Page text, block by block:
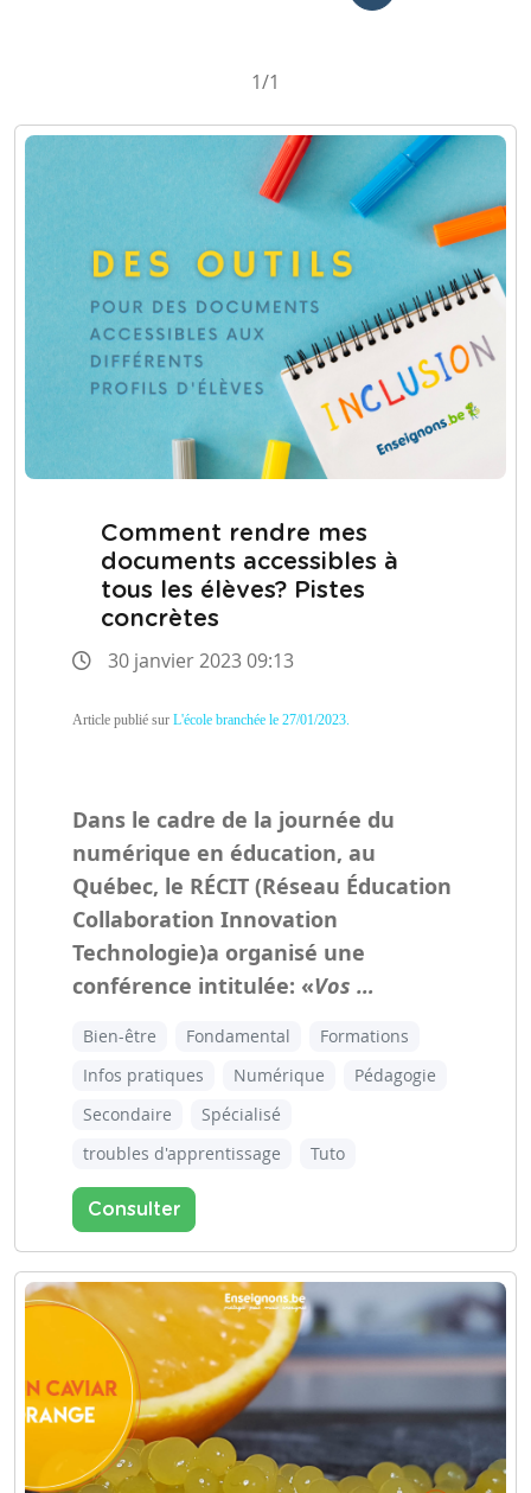
1/1
Comment rendre mes
documents accessibles à
tous les élèves? Pistes
concrètes
30 janvier 2023 09:13
Article publié sur L'école branchée le 27/01/2023.
Dans le cadre de la journée du
numérique en éducation, au
Québec, le RÉCIT (Réseau Éducation
Collaboration Innovation
Technologie)a organisé une
conférence intitulée: «Vos …
Bien-être Fondamental
Formations
Infos pratiques
Numérique
Pédagogie
Secondaire
Spécialisé
troubles d'apprentissage
Tuto
Consulter